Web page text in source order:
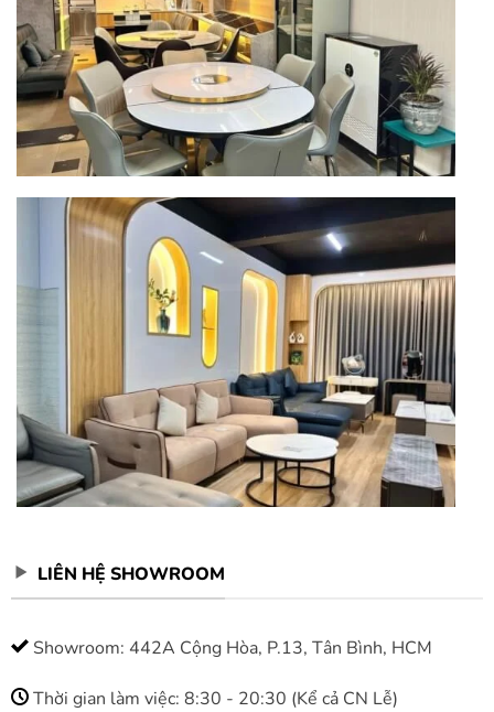
LIÊN HỆ SHOWROOM
Showroom: 442A Cộng Hòa, P.13, Tân Bình, HCM
Thời gian làm việc: 8:30 - 20:30 (Kể cả CN Lễ)